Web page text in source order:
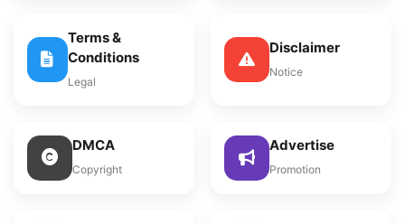
Terms &
Conditions
Legal
Disclaimer
Notice
DMCA
Copyright
Advertise
Promotion